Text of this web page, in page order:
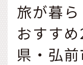
旅が暮
おすす
県・弘前